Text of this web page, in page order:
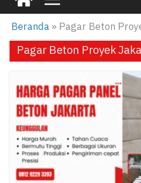
Beranda» Pagar Beton
Pagar Beton Proyek